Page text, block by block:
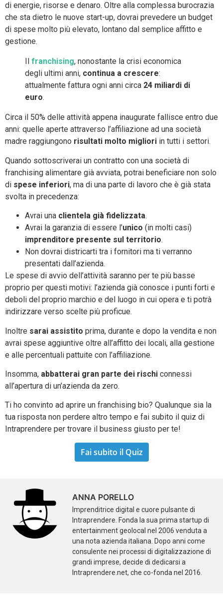
di energie, risorse e denaro. Oltre alla complessa burocrazia
che sta dietro le nuove start-up, dovrai prevedere un budget
di spese molto più elevato, lontano dal semplice affitto e
gestione.
franchising, nonostante la crisi economica
degli ultimi anni, continua a crescere:
attualmente fattura ogni anni circa 24 miliardi di
euro.
Circa il 50% delle attività appena inaugurate fallisce entro due
anni: quelle aperte attraverso l’affiliazione ad una società
madre raggiungono risultati molto migliori in tutti i settori.
Quando sottoscriverai un contratto con una società di
franchising alimentare già avviata, potrai beneficiare non solo
di spese inferiori, ma di una parte di lavoro che è già stata
svolta in precedenza:
Avrai una clientela già fidelizzata.
Avrai la garanzia di essere l’unico (in molti casi)
imprenditore presente sul territorio.
Non dovrai districarti tra i fornitori ma ti verranno
presentati dall’azienda.
Le spese di avvio dell’attività saranno per te più basse
proprio per questi motivi: l’azienda già conosce i punti forti e
deboli del proprio marchio e del luogo in cui opera e ti potrà
indirizzare verso scelte più proficue.
Inoltre sarai assistito prima, durante e dopo la vendita e non
avrai spese aggiuntive oltre all’affitto dei locali, alla gestione
e alle percentuali pattuite con l’affiliazione.
Insomma, abbatterai gran parte dei rischi connessi
all’apertura di un’azienda da zero.
Ti ho convinto ad aprire un franchising bio? Qualunque sia la
tua risposta non perdere altro tempo e fai subito il quiz di
Intraprendere per trovare il business giusto per te!
Fai subito il Quiz
ANNA PORELLO
Imprenditrice digital e cuore pulsante di
Intraprendere. Fonda la sua prima startup di
entertainment geolocal nel 2006 venduta a
una nota azienda italiana. Dopo anni come
consulente nei processi di digitalizzazione di
grandi imprese, decide di dedicarsi a
Intraprendere.net, che co-fonda nel 2016.